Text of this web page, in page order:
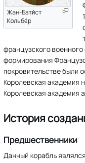
Жан-Бати́ст
Кольбе́р
французского
формирования
покровительстве были
Королевская академия
Королевская академия
История
Предшественники
Данный корабль